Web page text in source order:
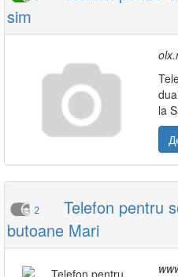
sim
la
2
Telefon pentru
butoane Mari